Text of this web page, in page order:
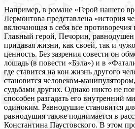
Например, в романе «Герой нашего
Лермонтова представлена «история
включающая в себя все противоречия
Главный герой, Печорин, равнодушен
придавая жизни, как своей, так и
ценность. Без зазрения совести он
лошадь (в повести «Бэла») и в
где ставится на кон жизнь другого
становится человеком-
судьбами других. Однако никто не
способен разгадать его внутренний
одиноким. Равнодушие становится
равнодушия также поднимается в
Константина Паустовского. В этом